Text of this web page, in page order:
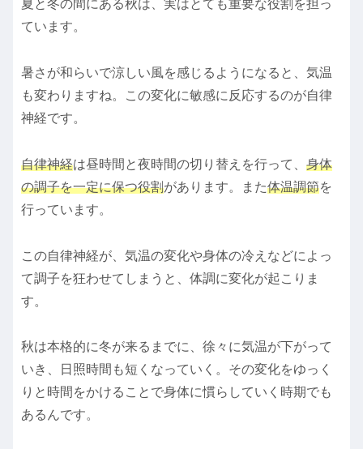
夏と冬の間にある秋は、実はとても重要な役割を担っ
ています。
暑さが和らいで涼しい風を感じるようになると、気温
も変わりますね。この変化に敏感に反応するのが自律
神経です。
自律神経は昼時間と夜時間の切り替えを行って、 身体
の調子を一定に保つ役割があります。また体温調節を
行っています。
この自律神経が、気温の変化や身体の冷えなどによっ
て調子を狂わせてしまうと、体調に変化が起こりま
す。
秋は本格的に冬が来るまでに、徐々に気温が下がって
いき、日照時間も短くなっていく。その変化をゆっく
りと時間をかけることで身体に慣らしていく時期でも
あるんです。